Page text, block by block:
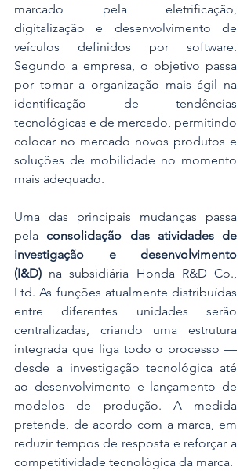
marcado pela eletrificação,
digitalização e desenvolvimento de
veículos definidos por software.
Segundo a empresa, o objetivo passa
por tornar a organização mais ágil na
identificação de tendências
tecnológicas e de mercado, permitindo
colocar no mercado novos produtos e
soluções de mobilidade no momento
mais adequado.
Uma das principais mudanças passa
pela consolidação das atividades de
investigação e desenvolvimento
(I&D) na subsidiária Honda R&D Co.,
Ltd. As funções atualmente distribuídas
entre diferentes unidades serão
centralizadas, criando uma estrutura
integrada que liga todo o processo —
desde a investigação tecnológica até
ao desenvolvimento e lançamento de
modelos de produção. A medida
pretende, de acordo com a marca, em
reduzir tempos de resposta e reforçar a
competitividade tecnológica da marca.